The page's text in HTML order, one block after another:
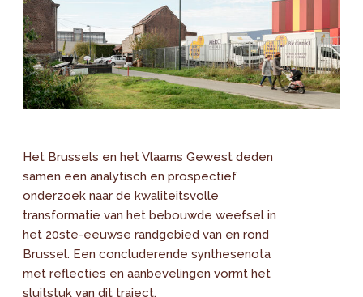
Het Brussels en het Vlaams Gewest deden
samen een analytisch en prospectief
onderzoek naar de kwaliteitsvolle
transformatie van het bebouwde weefsel in
het 20ste-eeuwse randgebied van en rond
Brussel. Een concluderende synthesenota
met reflecties en aanbevelingen vormt het
sluitstuk van dit traject.